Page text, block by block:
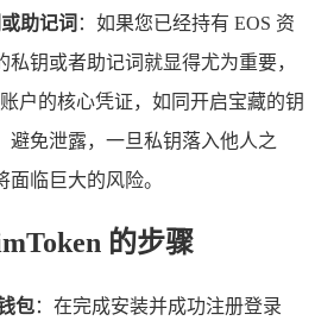
助记词 ：如果您已经持有 EOS 资
私钥或者助记词就显得尤为重要，
户的核心凭证，如同开启宝藏的钥
避免泄露，一旦私钥落入他人之
临巨大的风险。
的步骤
包：在完成安装并成功注册登录